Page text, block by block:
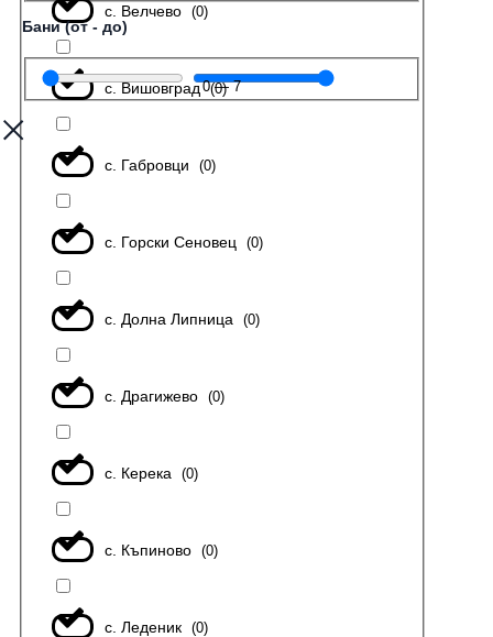
с. Велчево (0)
с. Вишовград (0)
с. Габровци (0)
с. Горски Сеновец (0)
с. Долна Липница (0)
с. Драгижево (0)
с. Керека (0)
с. Къпиново (0)
с. Леденик (0)
Бани (от - до)
0—7